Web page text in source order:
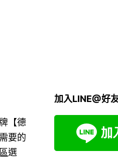
【德
要的
選
加入LINE@好